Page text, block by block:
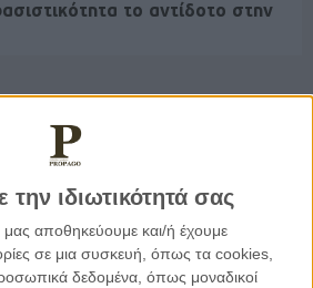
την ιδιωτικότητά σας
μας αποθηκεύουμε και/ή έχουμε
σε μια συσκευή, όπως τα cookies,
δεδομένα, όπως μοναδικοί
το αντίδοτο στην
Καμπάκη
Καμπάκη: Η μαμά της Έμμας
για την “ισόβια καταδίκη